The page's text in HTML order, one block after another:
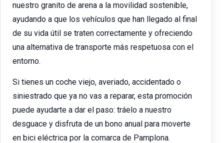
nuestro granito de arena a la movilidad sostenible,
ayudando a que los vehículos que han llegado al final
de su vida útil se traten correctamente y ofreciendo
una alternativa de transporte más respetuosa con el
entorno.
Si tienes un coche viejo, averiado, accidentado o
siniestrado que ya no vas a reparar, esta promoción
puede ayudarte a dar el paso: tráelo a nuestro
desguace y disfruta de un bono anual para moverte
en bici eléctrica por la comarca de Pamplona.